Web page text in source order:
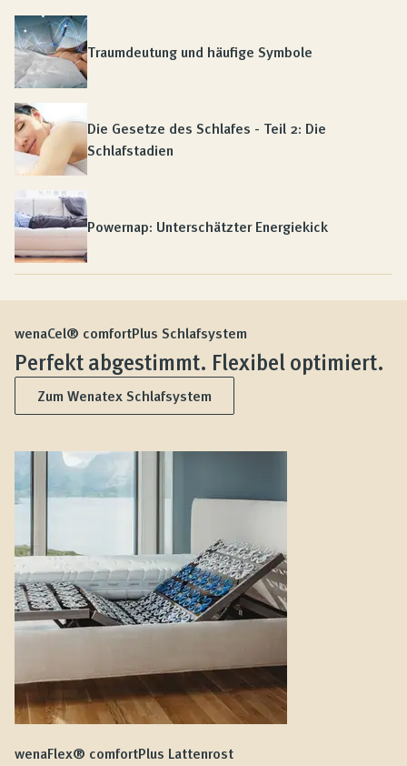
Traumdeutung und häufige Symbole
Die Gesetze des Schlafes - Teil 2: Die
Schlafstadien
Powernap: Unterschätzter Energiekick
wenaCel® comfortPlus Schlafsystem
Perfekt abgestimmt. Flexibel optimiert.
Zum Wenatex Schlafsystem
wenaFlex® comfortPlus Lattenrost